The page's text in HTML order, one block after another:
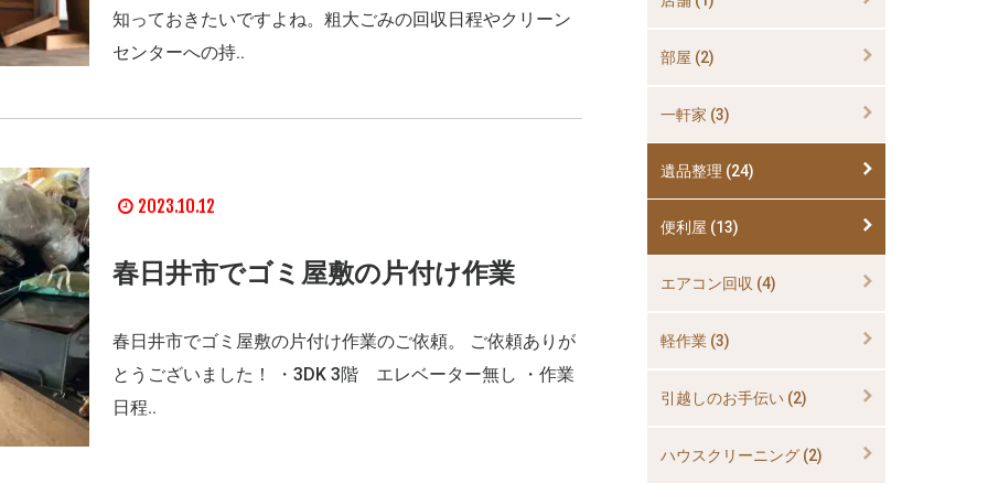
知っておきたいですよね。粗大ごみの回収日程やクリーン
センターへの持..
2023.10.12
春日井市でゴミ屋敷の片付け作業
春日井市でゴミ屋敷の片付け作業のご依頼。 ご依頼ありが
とうございました！ ・3DK 3階 エレベーター無し ・作業
日程..
部屋 (2)
一軒家 (3)
遺品整理 (24)
便利屋 (13)
エアコン回収 (4)
軽作業 (3)
引越しのお手伝い (2)
ハウスクリーニング (2)